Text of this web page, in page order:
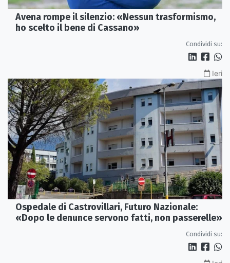
Avena rompe il silenzio: «Nessun trasformismo,
ho scelto il bene di Cassano»
Condividi su:
Ieri
Ospedale di Castrovillari, Futuro Nazionale:
«Dopo le denunce servono fatti, non passerelle»
Condividi su: